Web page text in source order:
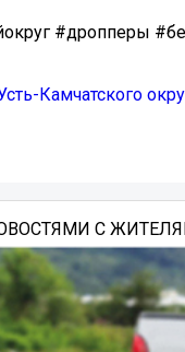
#дропперы
Камчатского
С